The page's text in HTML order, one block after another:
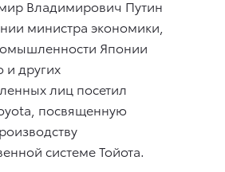
Владимирович Путин
министра экономики,
Японии
и других
лиц посетил
посвященную
системе Тойота.